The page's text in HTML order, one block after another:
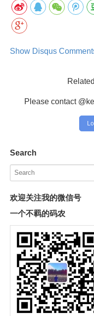
Show Disqus
Related
Please contact
Search
欢迎关注我的微信号
一个不羁的码农